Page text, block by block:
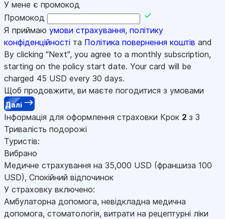
У мене є промокод
Промокод
Я приймаю умови страхування, політику
конфіденційності та Політика повернення коштів and
By clicking "Next", you agree to a monthly subscription,
starting on the policy start date. Your card will be
charged 45 USD every 30 days.
Щоб продовжити, ви маєте погодитися з умовами
Далі
Інформація для оформлення страховки Крок 2 з 3
Тривалість подорожі
Туристів:
Вибрано
Медичне страхування на 35,000 USD (франшиза 100
USD), Спокійний відпочинок
У страховку включено:
Амбулаторна допомога, невідкладна медична
допомога, стоматологія, витрати на рецептурні ліки